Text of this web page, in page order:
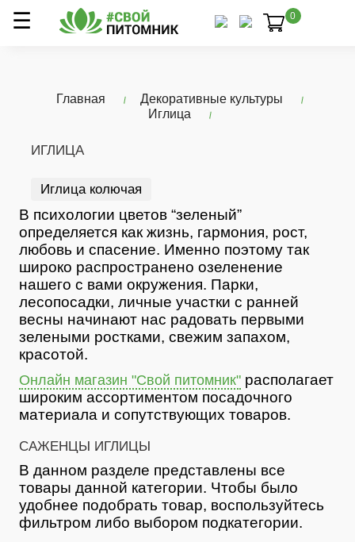
0
Главная
Декоративные культуры
Иглица
ИГЛИЦА
Иглица колючая
В психологии цветов “зеленый”
определяется как жизнь, гармония, рост,
любовь и спасение. Именно поэтому так
широко распространено озеленение
нашего с вами окружения. Парки,
лесопосадки, личные участки с ранней
весны начинают нас радовать первыми
зелеными ростками, свежим запахом,
красотой.
Онлайн магазин "Свой питомник" располагает
широким ассортиментом посадочного
материала и сопутствующих товаров.
САЖЕНЦЫ ИГЛИЦЫ
В данном разделе представлены все
товары данной категории. Чтобы было
удобнее подобрать товар, воспользуйтесь
фильтром либо выбором подкатегории.